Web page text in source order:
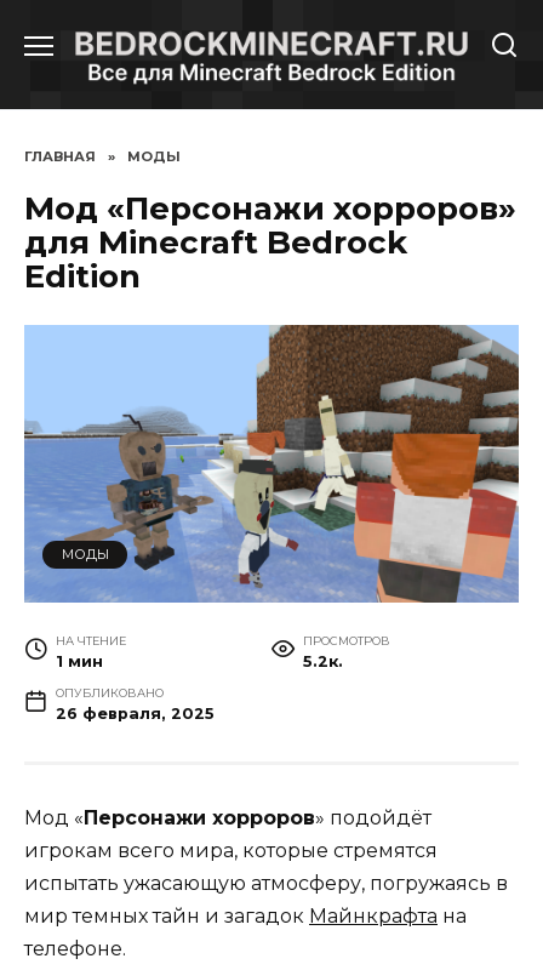
содержанию
ГЛАВНАЯ » МОДЫ
Мод «Персонажи хорроров»
для Minecraft Bedrock
Edition
МОДЫ
НА ЧТЕНИЕ
1 мин
ПРОСМОТРОВ
5.2к.
ОПУБЛИКОВАНО
26 февраля, 2025
Мод «Персонажи хорроров» подойдёт
игрокам всего мира, которые стремятся
испытать ужасающую атмосферу, погружаясь в
мир темных тайн и загадок Майнкрафта на
телефоне.